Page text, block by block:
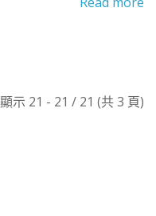
顯示 21 - 21 / 21 (共 3 頁)